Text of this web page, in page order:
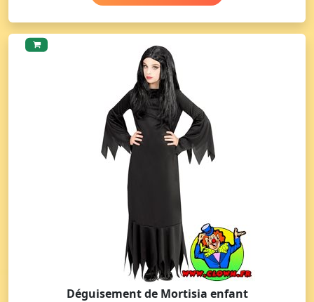
Déguisement de Mortisia enfant